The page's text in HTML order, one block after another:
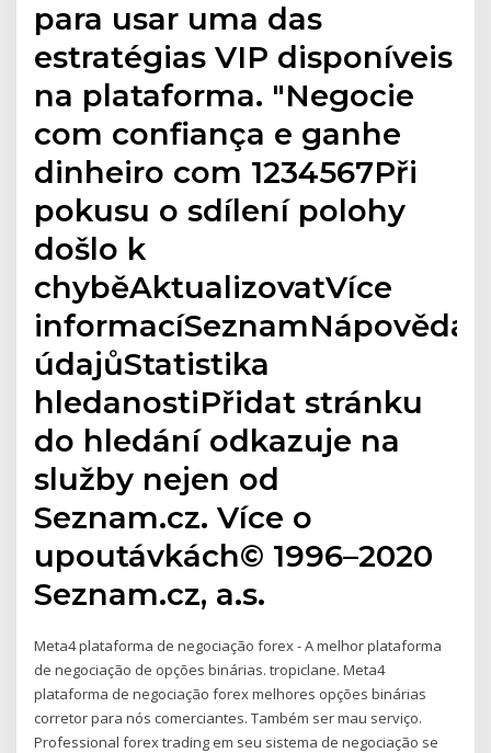
para usar uma das
estratégias VIP disponíveis
na plataforma. "Negocie
com confiança e ganhe
dinheiro com 1234567Při
pokusu o sdílení polohy
došlo k
chyběAktualizovatVíce
údajůStatistika
hledanostiPřidat stránku
do hledání odkazuje na
služby nejen od
Seznam.cz. Více o
upoutávkách© 1996–2020
Seznam.cz, a.s.
Meta4 plataforma de negociação forex - A melhor plataforma
de negociação de opções binárias. tropiclane. Meta4
plataforma de negociação forex melhores opções binárias
corretor para nós comerciantes. Também ser mau serviço.
Professional forex trading em seu sistema de negociação se